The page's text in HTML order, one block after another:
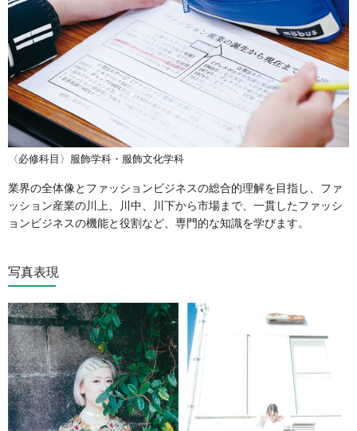
〈必修科目〉服飾学科・服飾文化学科
業界の全体像とファッションビジネスの総合的理解を目指し、ファ
ッション産業の川上、川中、川下から市場まで、一貫したファッシ
ョンビジネスの機能と役割など、専門的な知識を学びます。
写真表現